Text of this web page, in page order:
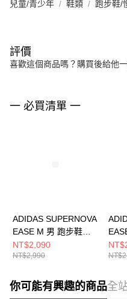
兒童/青少年 鞋類 跑步鞋/
評價
喜歡這個商品嗎？購買後給他
一 必買清單 一
ADIDAS SUPERNOVA
EASE M 男 跑步鞋
IH2580
NT$2,090
NT$2,990
你可能有興趣的商品全